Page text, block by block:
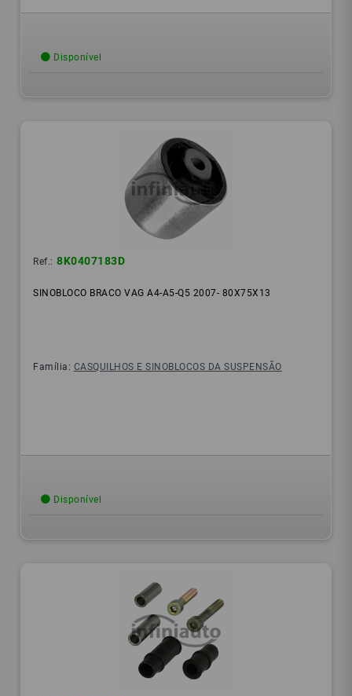
Disponível
Ref.: 8K0407183D
SINOBLOCO BRACO VAG A4-A5-Q5 2007- 80X75X13
Família: CASQUILHOS E SINOBLOCOS DA SUSPENSÃO
Disponível